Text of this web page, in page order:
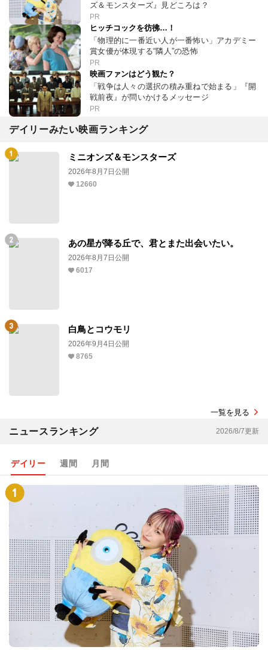
ズ＆モンスターズ』見どころは？
PR
ヒッチコックを彷彿…！
「物理的に一番近い人が一番怖い」アカデミー
賞女優が体現する“隣人”の恐怖
PR
映画ファンはどう観た？
「戦争は人々の選択の積み重ねで始まる」『開
戦前夜』が問いかけるメッセージ
PR
デイリーみたい映画ランキング
ミニオンズ＆モンスターズ
2026年8月7日公開
12660
あの星が降る丘で、君とまた出会いたい。
2026年8月7日公開
6017
白鳥とコウモリ
2026年9月4日公開
8765
一覧を見る
ニュースランキング 2026/8/7更新
デイリー 週間 月間